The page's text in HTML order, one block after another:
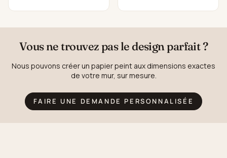
Vous ne trouvez pas le design parfait ?
Nous pouvons créer un papier peint aux dimensions exactes
de votre mur, sur mesure.
FAIRE UNE DEMANDE PERSONNALISÉE